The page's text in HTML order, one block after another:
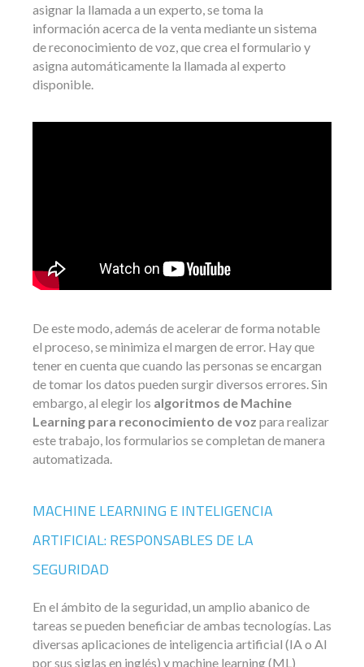
asignar la llamada a un experto, se toma la
información acerca de la venta mediante un sistema
de reconocimiento de voz, que crea el formulario y
asigna automáticamente la llamada al experto
disponible.
De este modo, además de acelerar de forma notable
el proceso, se minimiza el margen de error. Hay que
tener en cuenta que cuando las personas se encargan
de tomar los datos pueden surgir diversos errores. Sin
embargo, al elegir los algoritmos de Machine
Learning para reconocimiento de voz para realizar
este trabajo, los formularios se completan de manera
automatizada.
MACHINE LEARNING E INTELIGENCIA
ARTIFICIAL: RESPONSABLES DE LA
SEGURIDAD
En el ámbito de la seguridad, un amplio abanico de
tareas se pueden beneficiar de ambas tecnologías. Las
diversas aplicaciones de inteligencia artificial (IA o AI
por sus siglas en inglés) y machine learning (ML)